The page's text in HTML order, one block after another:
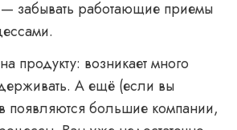
— забывать работающие приемы
продукту: возникает много
А ещё (если вы
появляются большие компании,